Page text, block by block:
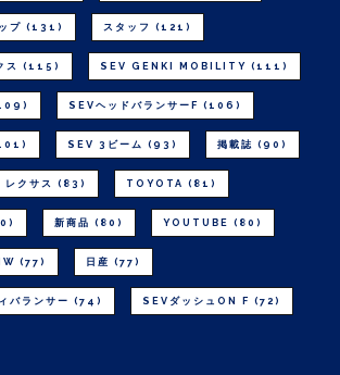
プ (131) スタッフ (121)
ス (115) SEV GENKI MOBILITY (111)
SEVヘッドバランサーF (106)
SEV 3ビーム (93) 掲載誌 (90)
レクサス (83) TOYOTA (81)
新商品 (80) YOUTUBE (80)
(77) 日産 (77)
バランサー (74) SEVダッシュON F (72)